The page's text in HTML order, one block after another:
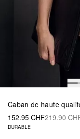
Caban de haute
152.95 CHF219.90
DURABLE